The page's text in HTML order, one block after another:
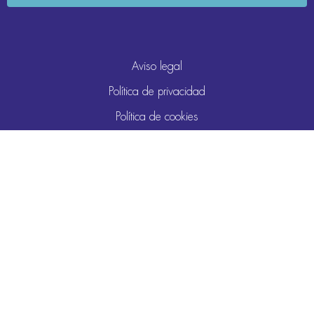
Aviso legal
Política de privacidad
Política de cookies